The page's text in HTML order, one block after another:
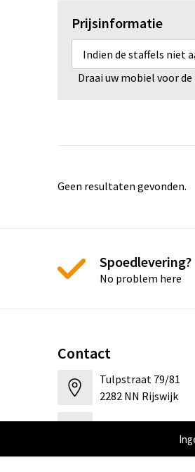
Prijsinformatie
Indien de staffels niet
Draai uw mobiel voor
Geen resultaten gevonden.
Spoedlevering?
No problem here
Contact
Tulpstraat 79/81
2282 NN Rijswijk